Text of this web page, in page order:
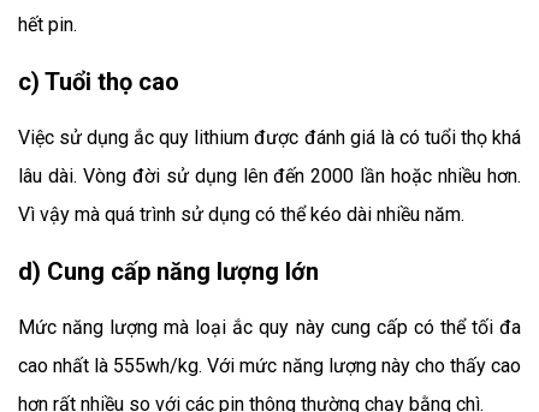
hết pin.
c) Tuổi thọ cao
Việc sử dụng ắc quy lithium được đánh giá là có tuổi thọ khá
lâu dài. Vòng đời sử dụng lên đến 2000 lần hoặc nhiều hơn.
Vì vậy mà quá trình sử dụng có thể kéo dài nhiều năm.
d) Cung cấp năng lượng lớn
Mức năng lượng mà loại ắc quy này cung cấp có thể tối đa
cao nhất là 555wh/kg. Với mức năng lượng này cho thấy cao
hơn rất nhiều so với các pin thông thường chạy bằng chì.